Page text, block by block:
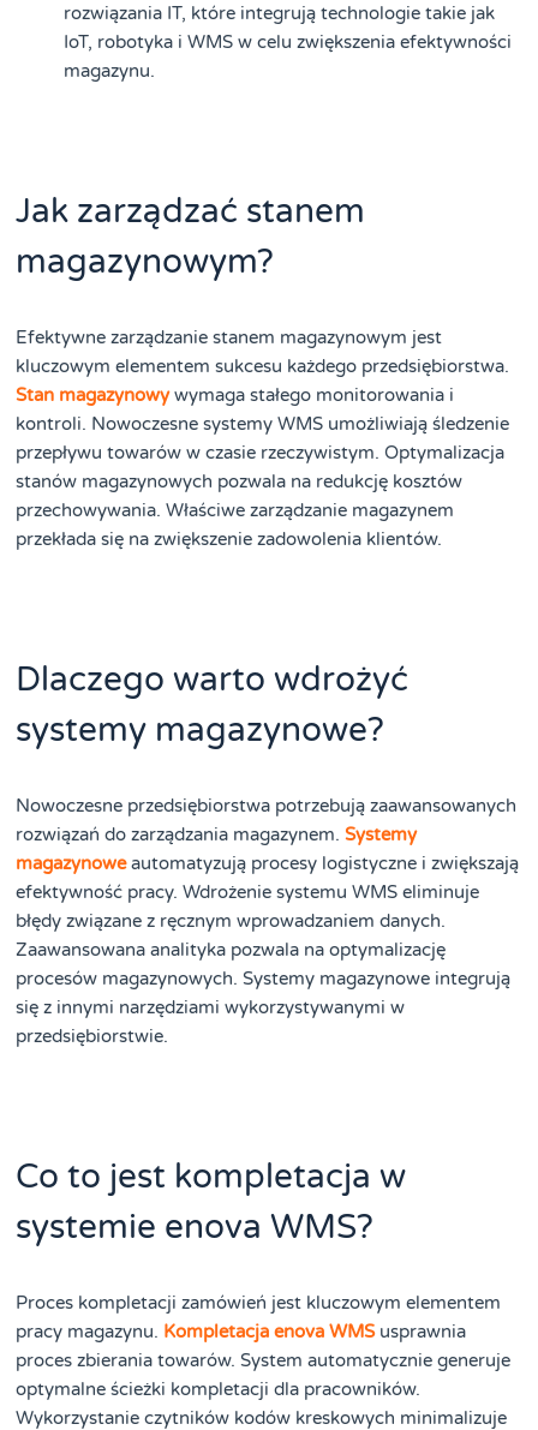
rozwiązania IT, które integrują technologie takie jak
IoT, robotyka i WMS w celu zwiększenia efektywności
magazynu.
Jak zarządzać stanem
magazynowym?
Efektywne zarządzanie stanem magazynowym jest
kluczowym elementem sukcesu każdego przedsiębiorstwa.
Stan magazynowywymaga stałego monitorowania i
kontroli. Nowoczesne systemy WMS umożliwiają śledzenie
przepływu towarów w czasie rzeczywistym. Optymalizacja
stanów magazynowych pozwala na redukcję kosztów
przechowywania. Właściwe zarządzanie magazynem
przekłada się na zwiększenie zadowolenia klientów.
Dlaczego warto wdrożyć
systemy magazynowe?
Nowoczesne przedsiębiorstwa potrzebują zaawansowanych
rozwiązań do zarządzania magazynem.Systemy
magazynoweautomatyzują procesy logistyczne i zwiększają
efektywność pracy. Wdrożenie systemu WMS eliminuje
błędy związane z ręcznym wprowadzaniem danych.
Zaawansowana analityka pozwala na optymalizację
procesów magazynowych. Systemy magazynowe integrują
się z innymi narzędziami wykorzystywanymi w
przedsiębiorstwie.
Co to jest kompletacja w
systemie enova WMS?
Proces kompletacji zamówień jest kluczowym elementem
pracy magazynu. Kompletacja enova WMSusprawnia
proces zbierania towarów. System automatycznie generuje
optymalne ścieżki kompletacji dla pracowników.
Wykorzystanie czytników kodów kreskowych minimalizuje